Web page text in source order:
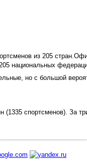
из 205 стран.
национальных
но с большой
спортсменов). За